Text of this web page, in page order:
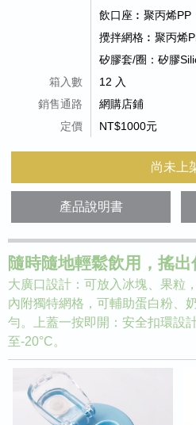
飲口座︰聚丙烯PP
攪拌網格︰聚丙烯
矽膠套/圈：矽膠
箱入數
12 入
銷售通路
網購店鋪
定價
NT$1000元
尚未上
產品說明書
隨時隨地輕鬆飲用，搖
大廣口設計：可放入冰塊、果粒
內附獨特網格，可輔助蛋白粉、
勻。上蓋一按即開：安全扣環設
至-20°C。